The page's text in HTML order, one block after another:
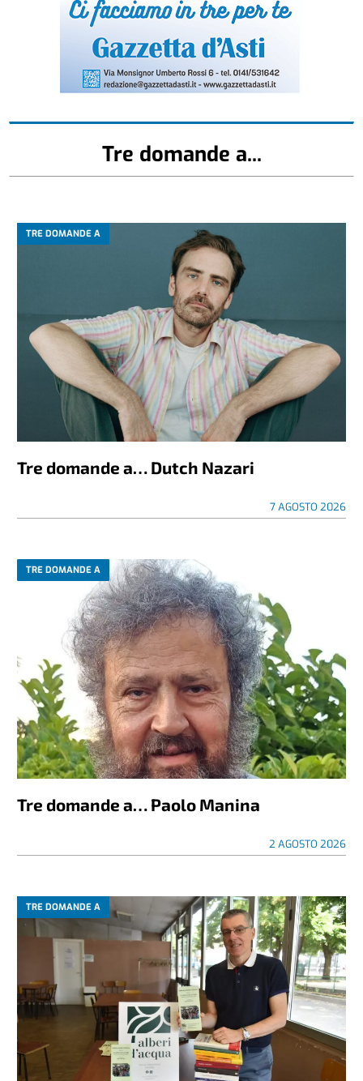
Tre domande a...
TRE DOMANDE A
Tre domande a… Dutch Nazari
7 AGOSTO 2026
TRE DOMANDE A
Tre domande a… Paolo Manina
2 AGOSTO 2026
TRE DOMANDE A